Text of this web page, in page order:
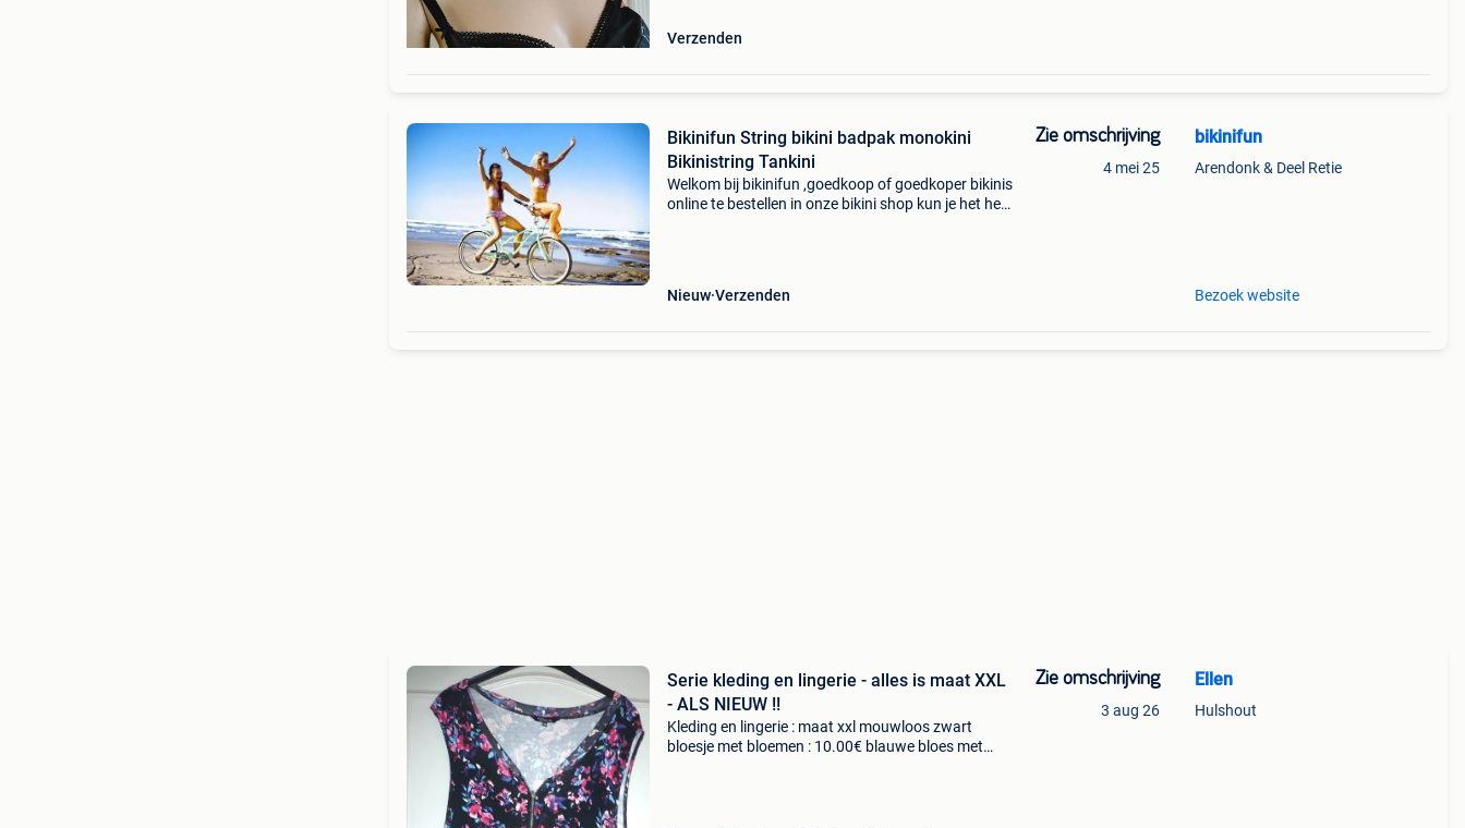
Verzenden
Bikinifun String bikini badpak monokini
Bikinistring Tankini
Welkom bij bikinifun ,goedkoop of goedkoper bikinis
online te bestellen in onze bikini shop kun je het hele
Nieuw Verzenden
Zie omschrijving
4 mei 25
bikinifun
Arendonk & Deel Retie
Bezoek website
Serie kleding en lingerie - alles is maat XXL
- ALS NIEUW !!
Kleding en lingerie : maat xxl mouwloos zwart
bloesje met bloemen : 10.00€ blauwe bloes met
Zie omschrijving
3 aug 26
Ellen
Hulshout